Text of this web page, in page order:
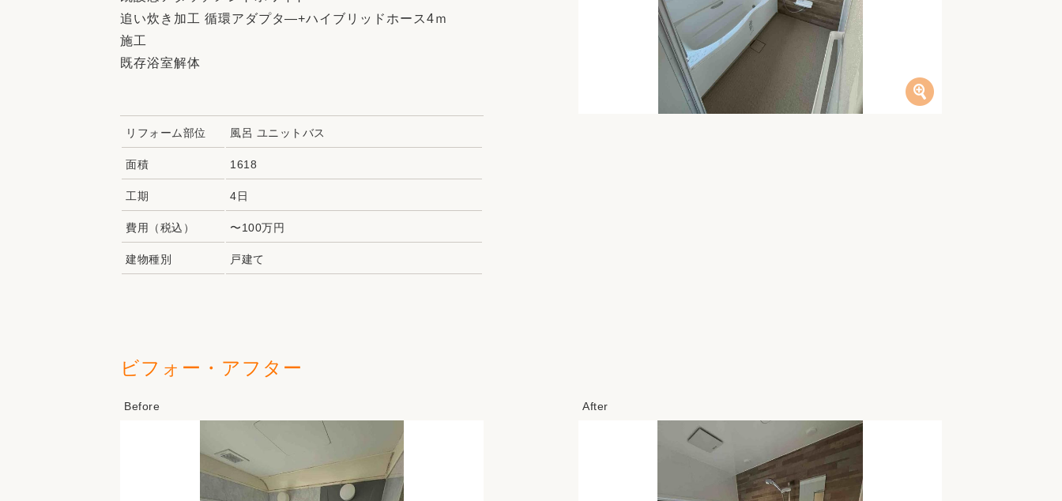
中古物件探しから性能向上リフォームをワン
ストップ
追い炊き加工 循環アダプタ―+ハイブリッドホース4ｍ
施工
既存浴室解体
リフォーム部位 風呂 ユニットバス
面積 1618
工期 4日
費用（税込） 〜100万円
建物種別 戸建て
ビフォー・アフター